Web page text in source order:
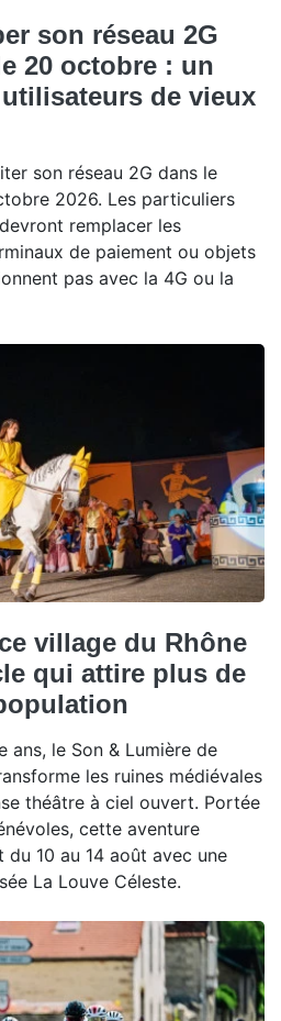
son réseau 2G
20 octobre : un
de vieux
son réseau 2G dans le
2026. Les particuliers
remplacer les
de paiement ou objets
pas avec la 4G ou la
village du Rhône
qui attire plus de
ans, le Son & Lumière de
les ruines médiévales
théâtre à ciel ouvert. Portée
cette aventure
10 au 14 août avec une
La Louve Céleste.